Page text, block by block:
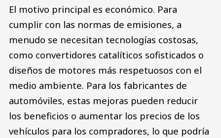
El motivo principal es económico. Para
cumplir con las normas de emisiones, a
menudo se necesitan tecnologías costosas,
como convertidores catalíticos sofisticados o
diseños de motores más respetuosos con el
medio ambiente. Para los fabricantes de
automóviles, estas mejoras pueden reducir
los beneficios o aumentar los precios de los
vehículos para los compradores, lo que podría